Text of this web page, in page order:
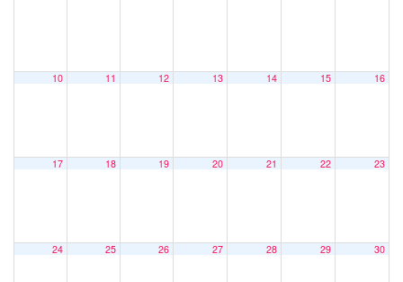
10 11 12 13 14 15 16
17 18 19 20 21 22 23
24 25 26 27 28 29 30